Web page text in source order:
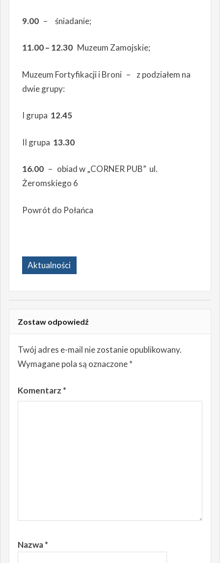
9.00– śniadanie;
11.00 – 12.30Muzeum Zamojskie;
Muzeum Fortyfikacji i Broni – z podziałem na
dwie grupy:
I grupa 12.45
II grupa 13.30
16.00– obiad w „CORNER PUB” ul.
Żeromskiego 6
Powrót do Połańca
Aktualności
Zostaw odpowiedź
Twój adres e-mail nie zostanie opublikowany.
Wymagane pola są oznaczone*
Komentarz *
Nazwa*